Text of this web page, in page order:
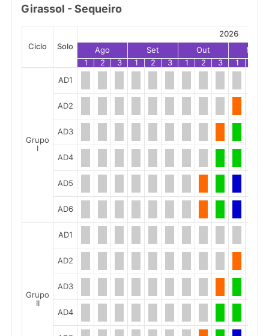
Girassol - Sequeiro
Ciclo Solo
2026
Ago
Set Out
Nov
1
2 3 1 2 3 1 2 3 1
Grupo
I
AD1
AD2
AD3
AD4
AD5
AD6
Grupo
II
AD1
AD2
AD3
AD4